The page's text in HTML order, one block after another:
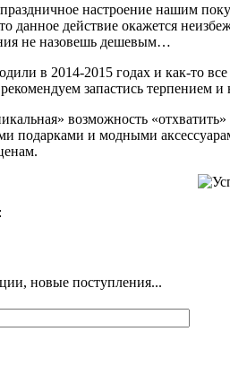
настроение нашим
данное действие окажется
не назовешь дешевым…
в 2014-2015 годах и как-то
запастись терпением и
возможность
и модными
новые поступления...